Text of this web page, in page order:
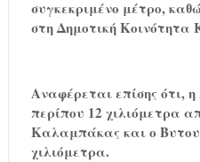
συγκεκριμένο μέτρο,
στη Δημοτική
Αναφέρεται επίσης ότι,
περίπου 12 χιλιόμετρα
Καλαμπάκας και ο
χιλιόμετρα.